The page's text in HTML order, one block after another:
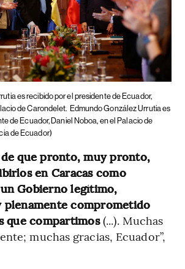
es recibido por el presidente de Ecuador,
de Carondelet. Edmundo González Urrutia es
de Ecuador, Daniel Noboa, en el Palacio de
de Ecuador)
de que pronto, muy pronto,
en Caracas como
Gobierno legítimo,
comprometido
que compartimos(...). Muchas
muchas gracias, Ecuador”,